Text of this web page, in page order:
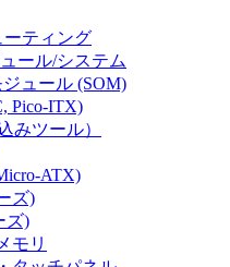
ティング
ール/システム
ュール (SOM)
Pico-ITX)
みツール）
ATX)
ズ)
ズ)
モリ